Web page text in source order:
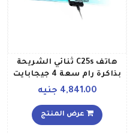
هاتف C25s ثنائي الشريحة
بذاكرة رام سعة 4 جيجابايت
LTE بلون أزرق مائي إصدار
4,841.00 جنيه
عرض المنتج